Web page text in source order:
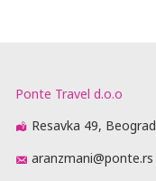
Ponte Travel d.o.o
Resavka 49, Beograd
aranzmani@ponte.rs